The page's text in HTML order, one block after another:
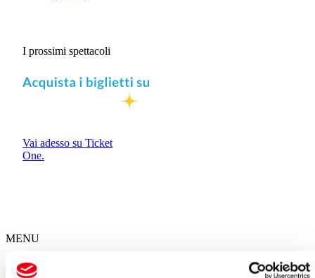
I prossimi spettacoli
Vai adesso su Ticket
One.
MENU
Il calendario degli spettacoli del Giglio